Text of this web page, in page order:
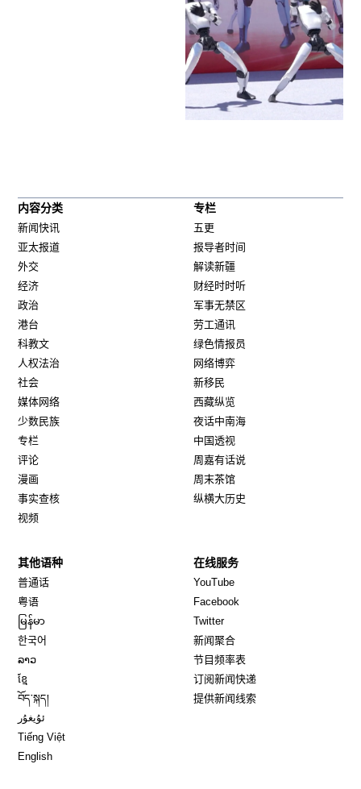
内容分类
新闻快讯
亚太报道
外交
经济
政治
港台
科教文
人权法治
社会
媒体网络
少数民族
专栏
评论
漫画
事实查核
视频
专栏
五更
报导者时间
解读新疆
财经时时听
军事无禁区
劳工通讯
绿色情报员
网络博弈
新移民
西藏纵览
夜话中南海
中国透视
周嘉有话说
周末茶馆
纵横大历史
其他语种
普通话
粤语
မြန်မာ
한국어
ລາວ
ខ្មែ
བོད་སྐད།
ئۇيغۇر
Tiếng Việt
English
在线服务
YouTube
Facebook
TwitterOpens in new window
新闻聚合
节目频率表
订阅新闻快递
提供新闻线索